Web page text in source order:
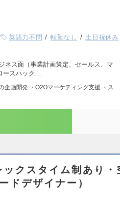
英語力不問 転勤なし 土日祝休み
ネス面（事業計画策定、セールス、マ
ースハック…
企画開発 ・O2Oマーケティング支援 ・ス
クスタイム制あり・
ドデザイナー）